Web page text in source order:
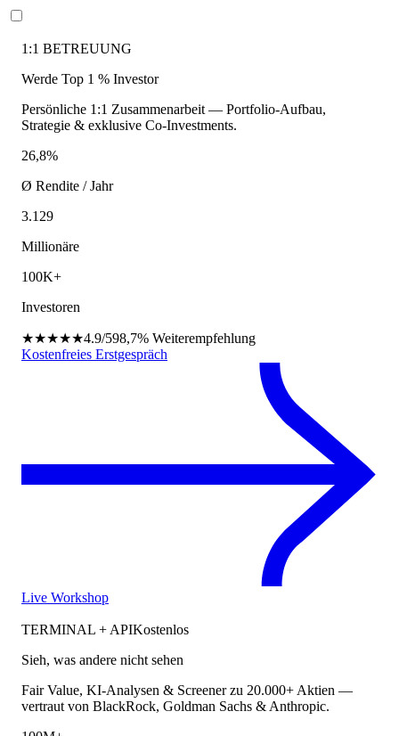
1:1 BETREUUNG
Werde Top 1 % Investor
Persönliche 1:1 Zusammenarbeit — Portfolio-Aufbau,
Strategie & exklusive Co-Investments.
26,8%
Ø Rendite / Jahr
3.129
Millionäre
100K+
Investoren
★★★★★4.9/598,7% Weiterempfehlung
Kostenfreies Erstgespräch
Live Workshop
TERMINAL + APIKostenlos
Sieh, was andere nicht sehen
Fair Value, KI-Analysen & Screener zu 20.000+ Aktien —
vertraut von BlackRock, Goldman Sachs & Anthropic.